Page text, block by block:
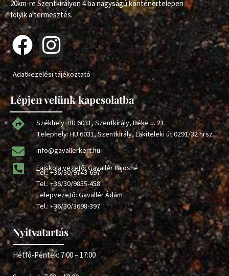
20km-re Szentkirályon 4 ha nagyságú konténertelepen
folyik a termesztés.
Adatkezelési tájékoztató
Lépjen velünk kapcsolatba
Székhely: HU 6031, Szentkirály, Béke u. 21.
Telephely: HU 6031, Szentkirály, Lakiteleki út 0291/32 hrsz.
info@gavallerkert.hu
Faiskola vezető: Gavallér Lajosné
Tel.:+36/30/9743-697
Tel.:+36/30/9855-458
Telepvezető: Gavallér Ádám
Tel.:+36/30/3698-397
Nyitvatartás
Hétfő-Péntek: 7:00 – 17:00